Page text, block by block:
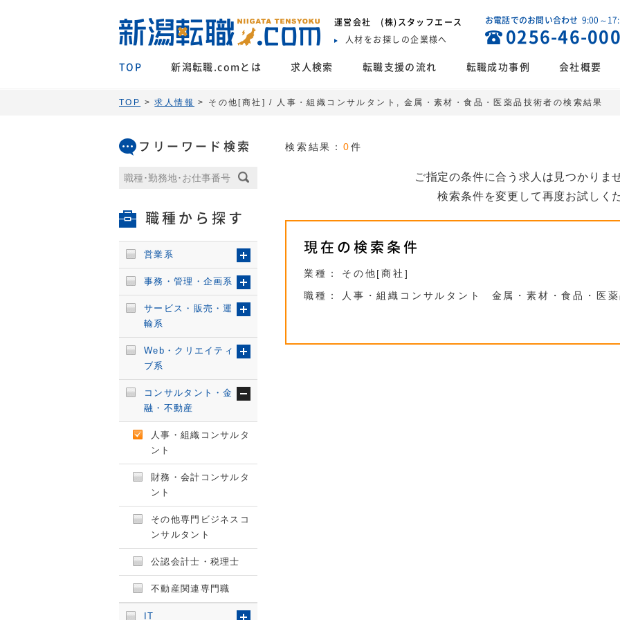
運営会社 (株)スタッフエース
人材をお探しの企業様へ
お電話でのお問い合わせ 9:00～
0256-46-
TOP 新潟転職.comとは 求人検索 転職支援の流れ 転職成功事例 会社概要
TOP >求人情報 > その他[商社] / 人事・組織コンサルタント, 金属・素材・食品・医薬品技術者の検索結果
検索結果： 0件
ご指定の条件に合う求人は見つかりま
検索条件を変更して再度お試しく
現在の検索条件
業種：
その他[商社]
職種：
人事・組織コンサルタント
金属・素材・食品・医
フリーワード検索
職種から探す
営業系
事務・管理・企画系
サービス・販売・運
輸系
Web・クリエイティ
ブ系
コンサルタント・金
融・不動産
人事・組織コンサルタ
ント
財務・会計コンサルタ
ント
その他専門ビジネスコ
ンサルタント
公認会計士・税理士
不動産関連専門職
IT